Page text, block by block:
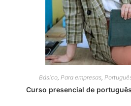
Básico, Para empresas,
Curso presencial de